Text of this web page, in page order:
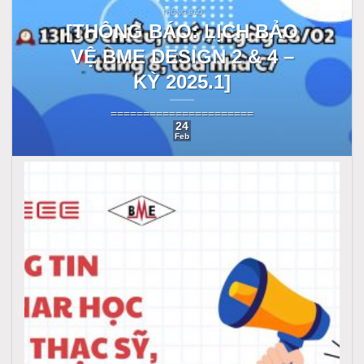
THÔNG BÁO
[THÔNG BÁO: LỊCH BẢO
VỆ BME DESIGN 2 & 4 –
KỲ 2025.1]
======================
24
Feb